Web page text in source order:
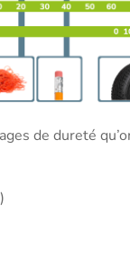
de dureté